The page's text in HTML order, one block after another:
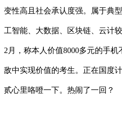
变性高且社会承认度强。属于典
工智能、大数据、区块链、云计
2月，称本人价值8000多元的手
敌中实现价值的考生。正在国度
贰心里咯噔一下。热闹了一回？